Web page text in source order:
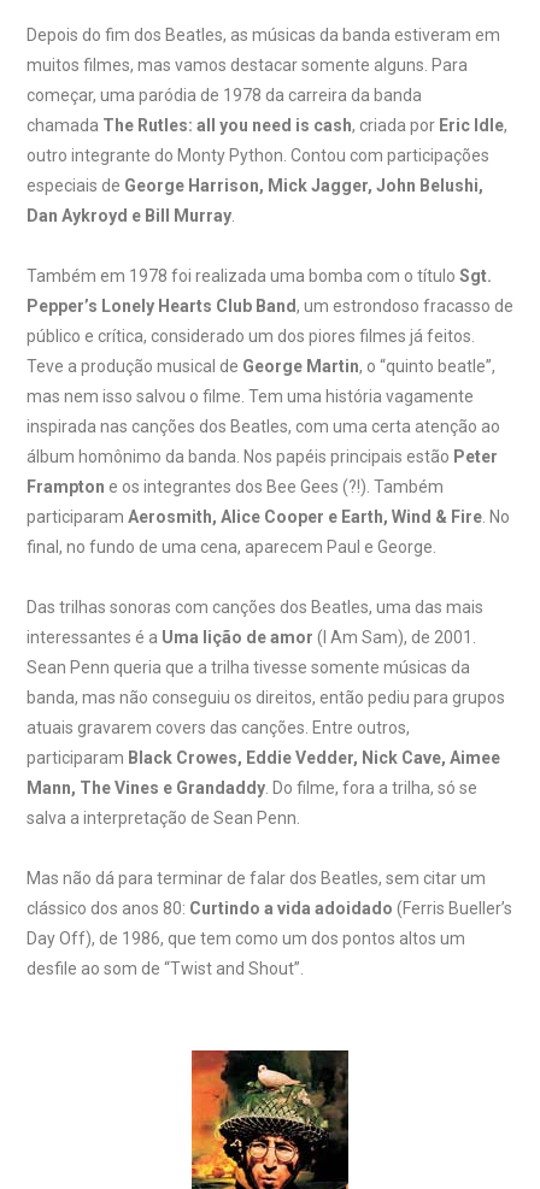
Depois do fim dos Beatles, as músicas da banda estiveram em
muitos filmes, mas vamos destacar somente alguns. Para
começar, uma paródia de 1978 da carreira da banda
chamada The Rutles: all you need is cash, criada por Eric Idle,
outro integrante do Monty Python. Contou com participações
especiais de George Harrison, Mick Jagger, John Belushi,
Dan Aykroyd e Bill Murray
Também em 1978 foi realizada uma bomba com o título Sgt.
Pepper’s Lonely Hearts Club Band, um estrondoso fracasso de
público e crítica, considerado um dos piores filmes já feitos.
Teve a produção musical de George Martin, o “quinto beatle”,
mas nem isso salvou o filme. Tem uma história vagamente
inspirada nas canções dos Beatles, com uma certa atenção ao
álbum homônimo da banda. Nos papéis principais estão Peter
Frampton e os integrantes dos Bee Gees (?!). Também
participaram Aerosmith, Alice Cooper e Earth, Wind & Fire . No
final, no fundo de uma cena, aparecem Paul e George.
Das trilhas sonoras com canções dos Beatles, uma das mais
interessantes é a Uma lição de amor (I Am Sam), de 2001.
Sean Penn queria que a trilha tivesse somente músicas da
banda, mas não conseguiu os direitos, então pediu para grupos
atuais gravarem covers das canções. Entre outros,
participaram Black Crowes, Eddie Vedder, Nick Cave, Aimee
Mann, The Vines e Grandaddy . Do filme, fora a trilha, só se
salva a interpretação de Sean Penn.
Mas não dá para terminar de falar dos Beatles, sem citar um
clássico dos anos 80: Curtindo a vida adoidado (Ferris Bueller’s
Day Off), de 1986, que tem como um dos pontos altos um
desfile ao som de “Twist and Shout”.